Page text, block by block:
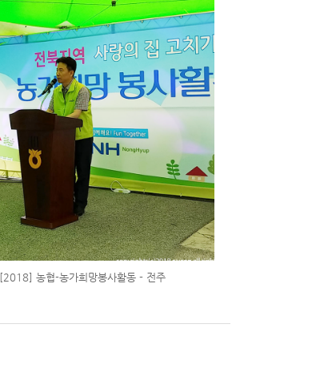
[2018] 농협-농가희망봉사활동 - 전주